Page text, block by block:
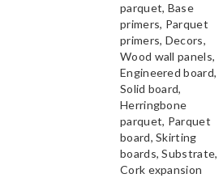
parquet, Base
primers, Parquet
primers, Decors,
Wood wall panels,
Engineered board,
Solid board,
Herringbone
parquet, Parquet
board, Skirting
boards, Substrate,
Cork expansion